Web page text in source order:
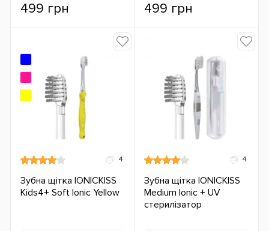
499 грн 499 грн
4
Зубна щітка IONICKISS
Kids4+ Soft Ionic Yellow
4
Зубна щітка IONICKISS
Medium Ionic + UV
стерилізатор